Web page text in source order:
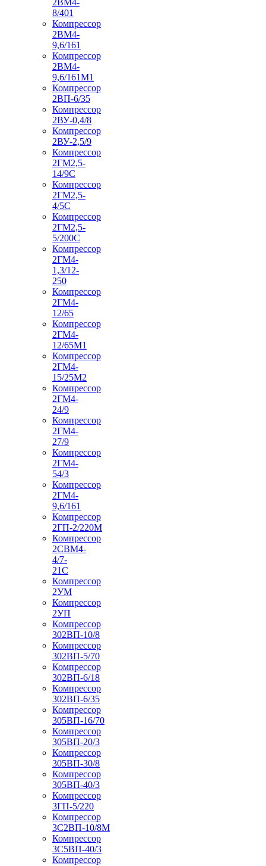
8/401
Компрессор
2ВМ4-
9,6/161
Компрессор
2ВМ4-
9,6/161М1
Компрессор
2ВП-6/35
Компрессор
2ВУ-0,4/8
Компрессор
2ВУ-2,5/9
Компрессор
2ГМ2,5-
14/9С
Компрессор
2ГМ2,5-
4/5С
Компрессор
2ГМ2,5-
5/200С
Компрессор
2ГМ4-
1,3/12-
250
Компрессор
2ГМ4-
12/65
Компрессор
2ГМ4-
12/65М1
Компрессор
2ГМ4-
15/25М2
Компрессор
2ГМ4-
24/9
Компрессор
2ГМ4-
27/9
Компрессор
2ГМ4-
54/3
Компрессор
2ГМ4-
9,6/161
Компрессор
2ГП-2/220М
Компрессор
2СВМ4-
4/7-
21С
Компрессор
2УМ
Компрессор
2УП
Компрессор
302ВП-10/8
Компрессор
302ВП-5/70
Компрессор
302ВП-6/18
Компрессор
302ВП-6/35
Компрессор
305ВП-16/70
Компрессор
305ВП-20/3
Компрессор
305ВП-30/8
Компрессор
305ВП-40/3
Компрессор
3ГП-5/220
Компрессор
3С2ВП-10/8М
Компрессор
3С5ВП-40/3
Компрессор